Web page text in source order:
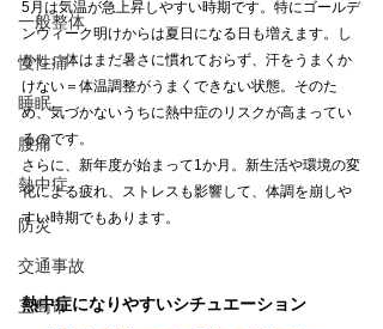
一般整体
慢性痛
睡眠
腰痛
熱中症
防災
交通事故
三島市
5月は気温が急上昇しやすい時期です。特にゴールデ
ンウィーク明けからは夏日になる日も増えます。し
かし、体はまだ暑さに慣れておらず、汗をうまくか
けない＝体温調整がうまくできない状態。そのた
め、気づかないうちに熱中症のリスクが高まってい
るのです。
さらに、新年度が始まって1か月。新生活や環境の変
化による疲れ、ストレスも影響して、体調を崩しや
すい時期でもあります。
熱中症になりやすいシチュエーション